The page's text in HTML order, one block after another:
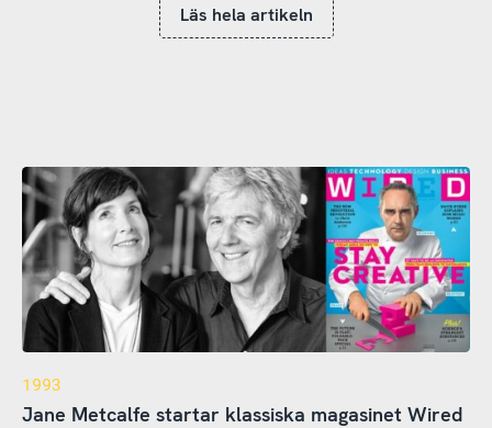
Läs hela artikeln
1993
Jane Metcalfe startar klassiska magasinet Wired